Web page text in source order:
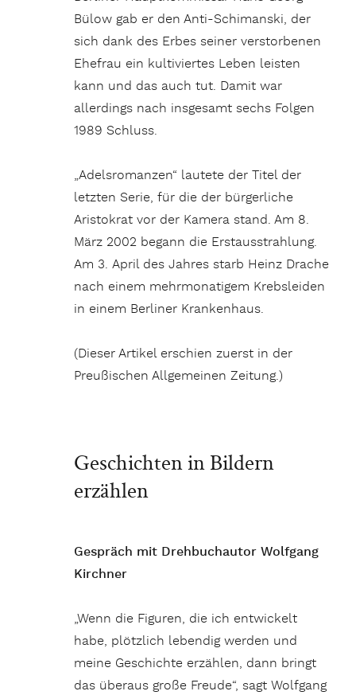
Bülow gab er den Anti-Schimanski, der
sich dank des Erbes seiner verstorbenen
Ehefrau ein kultiviertes Leben leisten
kann und das auch tut. Damit war
allerdings nach insgesamt sechs Folgen
1989 Schluss.
„Adelsromanzen“ lautete der Titel der
letzten Serie, für die der bürgerliche
Aristokrat vor der Kamera stand. Am 8.
März 2002 begann die Erstausstrahlung.
Am 3. April des Jahres starb Heinz Drache
nach einem mehrmonatigem Krebsleiden
in einem Berliner Krankenhaus.
(Dieser Artikel erschien zuerst in der
Preußischen Allgemeinen Zeitung.)
Geschichten in Bildern
erzählen
Gespräch mit Drehbuchautor Wolfgang
Kirchner
„Wenn die Figuren, die ich entwickelt
habe, plötzlich lebendig werden und
meine Geschichte erzählen, dann bringt
das überaus große Freude“, sagt Wolfgang